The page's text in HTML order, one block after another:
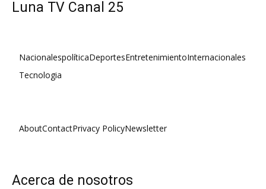
Luna TV Canal 25
NacionalespolíticaDeportesEntretenimientoInternacionales
Tecnologia
AboutContactPrivacy PolicyNewsletter
Acerca de nosotros